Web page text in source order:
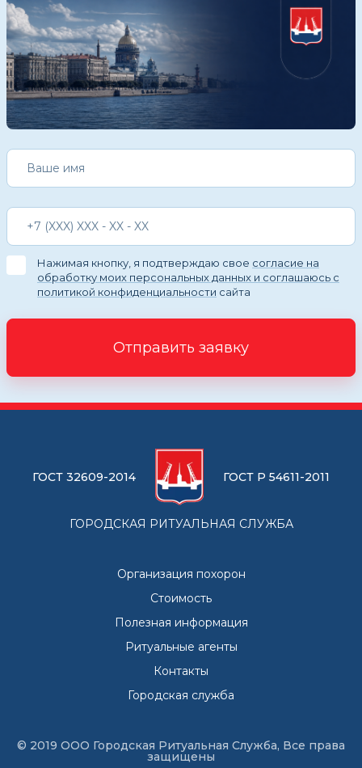
Нажимая кнопку, я подтверждаю свое согласие на
обработку моих персональных данных и соглашаюсь с
политикой конфиденциальности сайта
Отправить заявку
ГОСТ 32609-2014 ГОСТ Р 54611-2011
ГОРОДСКАЯ РИТУАЛЬНАЯ СЛУЖБА
Организация похорон
Стоимость
Полезная информация
Ритуальные агенты
Контакты
Городская служба
© 2019 ООО Городская Ритуальная Служба, Все права
защищены